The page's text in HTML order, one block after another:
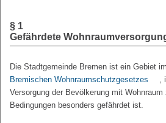
§ 1
Gefährdete
Die Stadtgemeinde Bremen ist ein Gebiet
Bremischen Wohnraumschutzgesetzes
Versorgung der Bevölkerung mit
Bedingungen besonders gefährdet ist.